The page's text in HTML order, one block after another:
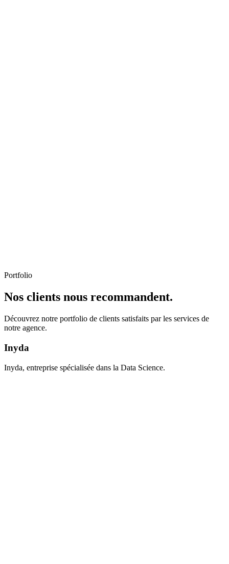
Portfolio
Nos clients nous recommandent.
Découvrez notre portfolio de clients satisfaits par les services de
notre agence.
Inyda
Inyda, entreprise spécialisée dans la Data Science.